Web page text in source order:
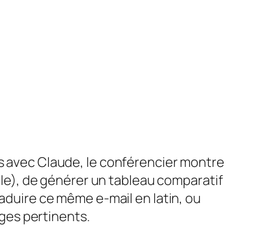
avec Claude, le conférencier montre
de générer un tableau comparatif
ce même e-mail en latin, ou
pertinents.